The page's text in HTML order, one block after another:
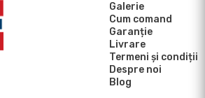
Galerie
Cum comand
Garanție
Livrare
Termeni și condiții
Despre noi
Blog